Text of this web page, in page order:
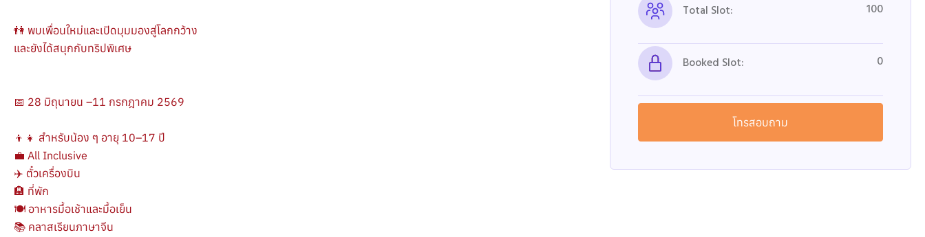
👫 พบเพื่อนใหม่และเปิดมุมมองสู่โลกกว้าง
และยังได้สนุกกับทริปพิเศษ
📅 28 มิถุนายน –11 กรกฎาคม 2569
👦👧 สำหรับน้อง ๆ อายุ 10–17 ปี
💼 All Inclusive
✈️ ตั๋วเครื่องบิน
🏨 ที่พัก
🍽 อาหารมื้อเช้าและมื้อเย็น
📚 คลาสเรียนภาษาจีน
Total Slot: 100
Booked Slot: 0
โทรสอบถาม